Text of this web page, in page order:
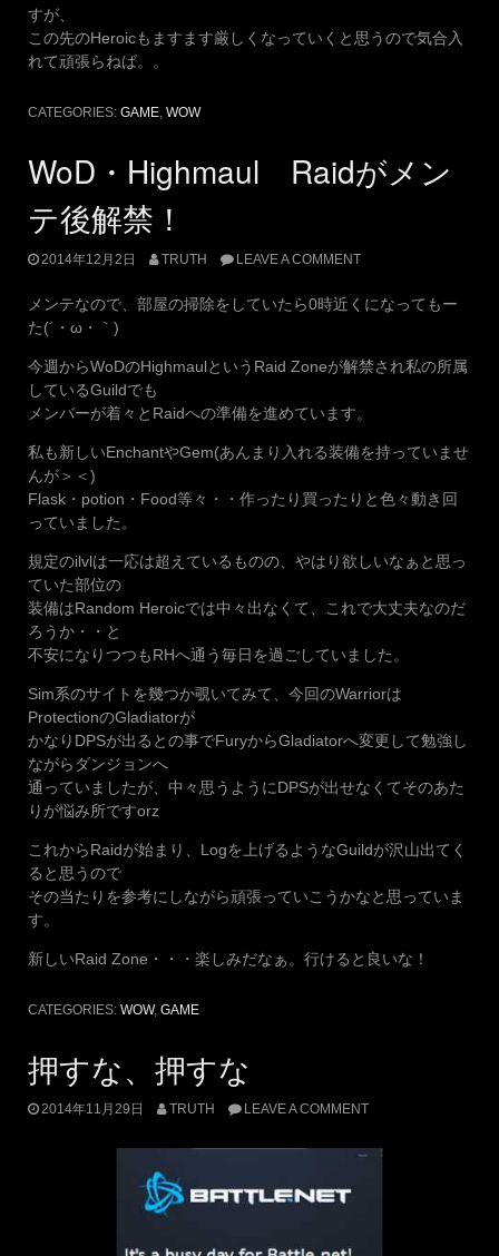
すが、
この先のHeroicもますます厳しくなっていくと思うので気合入
れて頑張らねば。。
CATEGORIES: GAME, WOW
WoD・Highmaul Raidがメン
テ後解禁！
2014年12月2日 TRUTH LEAVE A COMMENT
メンテなので、部屋の掃除をしていたら0時近くになってもー
た(´・ω・｀)
今週からWoDのHighmaulというRaid Zoneが解禁され私の所属
しているGuildでも
メンバーが着々とRaidへの準備を進めています。
私も新しいEnchantやGem(あんまり入れる装備を持っていませ
んが＞＜)
Flask・potion・Food等々・・作ったり買ったりと色々動き回
っていました。
規定のilvlは一応は超えているものの、やはり欲しいなぁと思っ
ていた部位の
装備はRandom Heroicでは中々出なくて、これで大丈夫なのだ
ろうか・・と
不安になりつつもRHへ通う毎日を過ごしていました。
Sim系のサイトを幾つか覗いてみて、今回のWarriorは
ProtectionのGladiatorが
かなりDPSが出るとの事でFuryからGladiatorへ変更して勉強し
ながらダンジョンへ
通っていましたが、中々思うようにDPSが出せなくてそのあた
りが悩み所ですorz
これからRaidが始まり、Logを上げるようなGuildが沢山出てく
ると思うので
その当たりを参考にしながら頑張っていこうかなと思っていま
す。
新しいRaid Zone・・・楽しみだなぁ。行けると良いな！
CATEGORIES: WOW, GAME
押すな、押すな
2014年11月29日 TRUTH LEAVE A COMMENT